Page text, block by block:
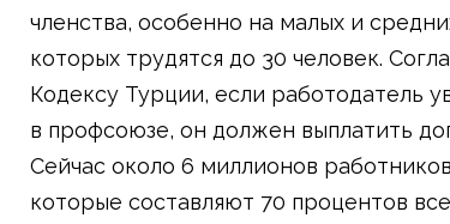
членства, особенно на малых и
которых трудятся до 30 человек.
Кодексу Турции, если работодатель
в профсоюзе, он должен выплатить
Сейчас около 6 миллионов
которые составляют 70 процентов